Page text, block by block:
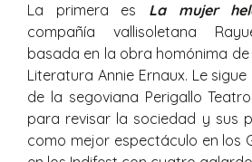
La primera es La mujer
compañía vallisoletana
basada en la obra homónima de
Literatura Annie Ernaux. Le sigue
de la segoviana Perigallo
para revisar la sociedad y sus
como mejor espectáculo en los